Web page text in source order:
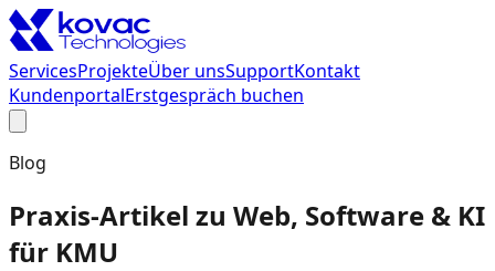
ServicesProjekteÜber unsSupportKontakt
KundenportalErstgespräch buchen
Blog
Praxis-Artikel zu Web, Software & KI
für KMU